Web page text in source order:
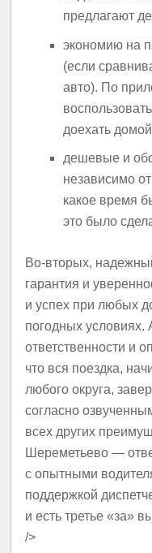
предлагают
экономию на
(если
авто). По
доехать
дешевые и
независимо от
какое время
это было
Во-вторых,
гарантия и
и успех при любых
погодных условиях.
ответственности и
что вся поездка,
любого округа,
согласно
всех других
Шереметьево —
с опытными
поддержкой
и есть третье «за»
/>